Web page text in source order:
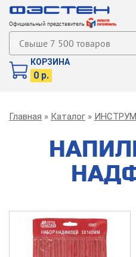
Официальный представитель
Поиск
КОРЗИНА
0 р.
Строка
Главная Каталог